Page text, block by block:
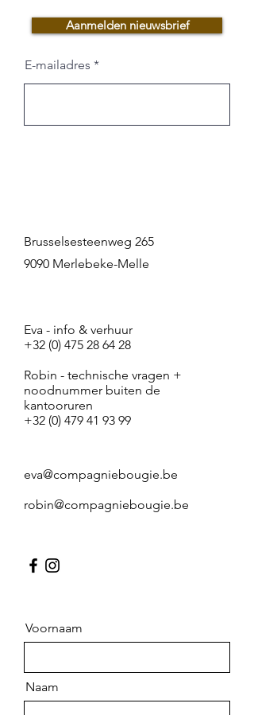
Ruimte huren? Een ceremonie
plannen? Vragen over ons aanbod?
Aanmelden nieuwsbrief
E-mailadres
Brusselsesteenweg 265
9090 Merlebeke-Melle
Eva - info & verhuur
+32 (0) 475 28 64 28
Robin - technische vragen +
noodnummer buiten de
kantooruren
+32 (0) 479 41 93 99
eva@compagniebougie.be
robin@compagniebougie.be
Voornaam
Naam